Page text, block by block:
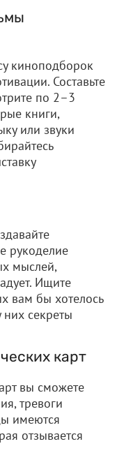
киноподборок
Составьте
по 2–3
книги,
или звуки
рукоделие
мыслей,
Ищите
вам бы хотелось
секреты
карт
вы сможете
тревоги
имеются
отзывается